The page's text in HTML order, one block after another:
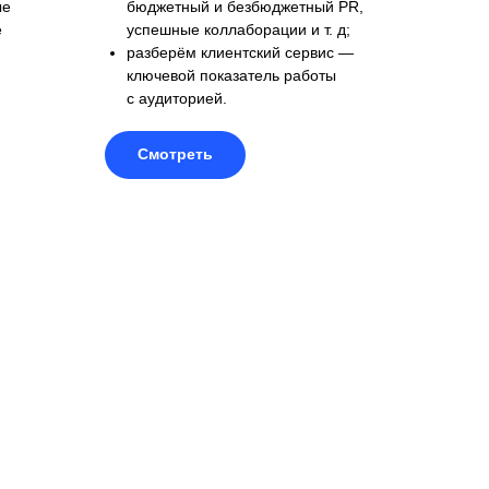
бюджетный и безбюджетный PR,
успешные коллаборации и т. д;
разберём клиентский сервис —
ключевой показатель работы
с аудиторией.
Смотреть